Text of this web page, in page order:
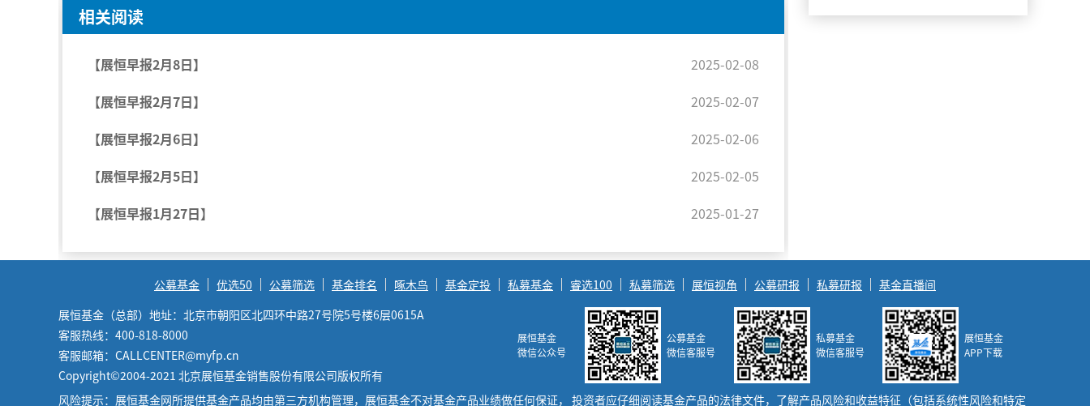
相关阅读
【展恒早报2月8日】
2025-02-08
【展恒早报2月7日】
2025-02-07
【展恒早报2月6日】
2025-02-06
【展恒早报2月5日】
2025-02-05
【展恒早报1月27日】
2025-01-27
公募基金 优选50 公募筛选 基金排名 啄木鸟 基金定投 私募基金 睿选100 私募筛选 展恒视角 公募研报 私募研报
基金直播间
展恒基金（总部）地址：北京市朝阳区北四环中路27号院5号楼6层0615A
客服热线：400-818-8000
客服邮箱：CALLCENTER@myfp.cn
Copyright©2004-2021 北京展恒基金销售股份有限公司版权所有
展恒基金
微信公众号
公募基金
微信客服号
私募基金
微信客服号
展恒基金
APP下载
风险提示：展恒基金网所提供基金产品均由第三方机构管理，展恒基金不对基金产品业绩做任何保证， 投资者应仔细阅读基金产品的法律文件，了解产品风险和收益特征（包括系统性风险和特定